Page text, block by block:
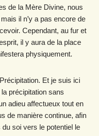
de la Mère Divine, nous
il n’y a pas encore de
Cependant, au fur et
il y aura de la place
physiquement.
Et je suis ici
précipitation sans
adieu affectueux tout en
de manière continue, afin
soi vers le potentiel le